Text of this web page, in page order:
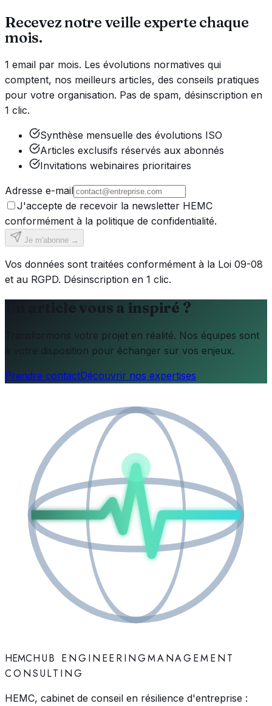
Recevez notre veille experte chaque
mois.
1 email par mois. Les évolutions normatives qui
comptent, nos meilleurs articles, des conseils pratiques
pour votre organisation. Pas de spam, désinscription en
1 clic.
Synthèse mensuelle des évolutions ISO
Articles exclusifs réservés aux abonnés
Invitations webinaires prioritaires
Adresse e-mail
J'accepte de recevoir la newsletter HEMC
conformément à la politique de confidentialité.
Je m'abonne →
Vos données sont traitées conformément à la Loi 09-08
et au RGPD. Désinscription en 1 clic.
Un article vous a inspiré ?
Transformons votre projet en réalité. Nos équipes sont
à votre disposition pour échanger sur vos enjeux.
Prendre contactDécouvrir nos expertises
HEMCHUB ENGINEERINGMANAGEMENT
CONSULTING
HEMC, cabinet de conseil en résilience d'entreprise :